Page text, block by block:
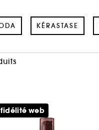
KÉRASTASE
fidélité web